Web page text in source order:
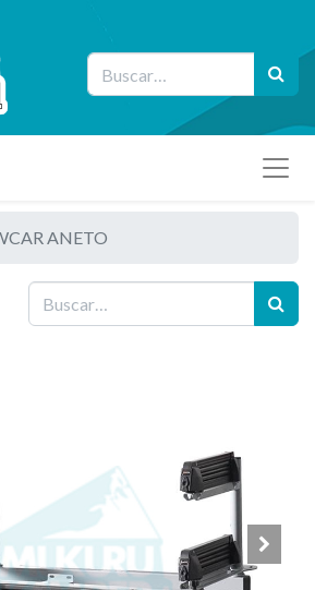
ANETO